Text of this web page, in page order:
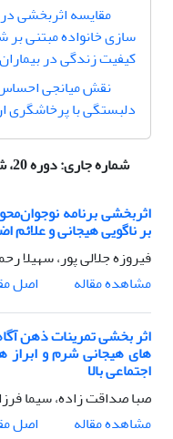
مقایسه اثربخشی
سازی خانواده مبتنی
کیفیت زندگی در
نقش میانجی
دلبستگی با پرخاشگری
شماره جاری:دوره 20، شماره 2 - شماره پیاپی 66، بهار 1405
اثربخشی برنامه
بر ناگویی هیجانی و علائم
فیروزه جلالی پور، سهیلا
مشاهده مقاله
اصل
اثر بخشی تمرینات ذهن
های هیجانی شرم و ابراز
اجتماعی بالا
صبا صداقت زاده، سیما
مشاهده مقاله
اصل